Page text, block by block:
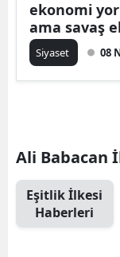
ekonomi
ama savaş
Siyaset 08
Ali Babacan
Eşitlik İlkesi
Haberleri